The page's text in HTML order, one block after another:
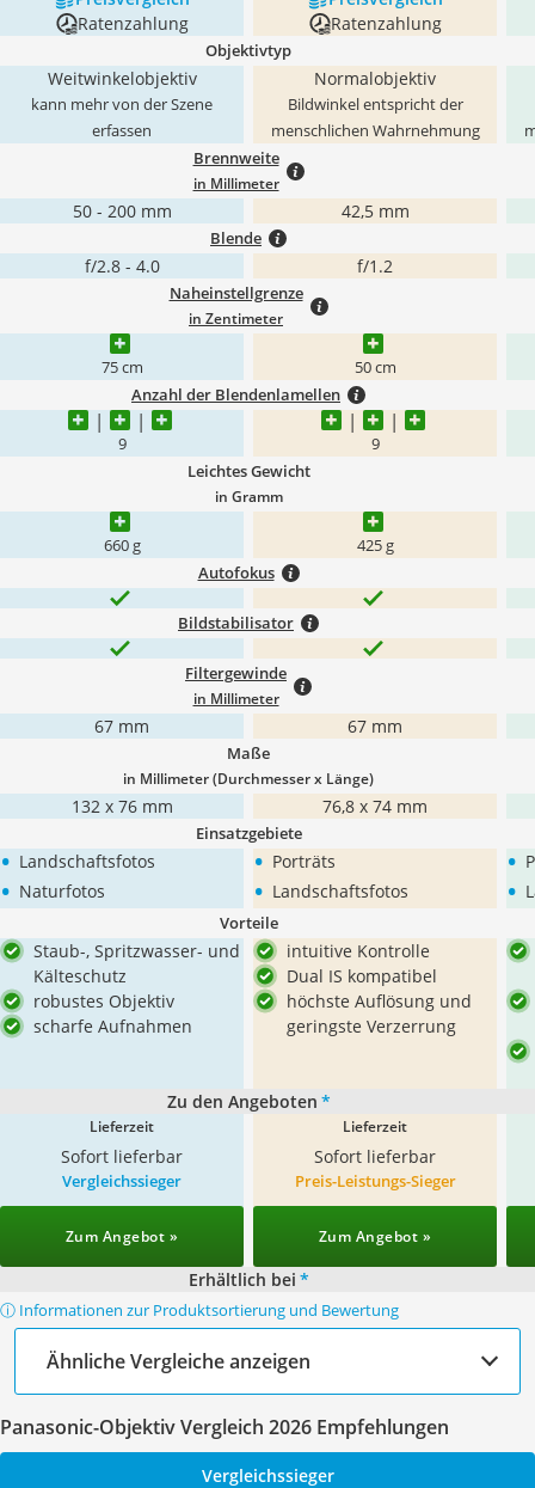
Ratenzahlung
Ratenzahlung
Objektivtyp
Weitwinkelobjektiv
kann mehr von der Szene
erfassen
Normalobjektiv
Bildwinkel entspricht der
menschlichen Wahrnehmung
Brennweite
in Millimeter
50 - 200 mm 42,5 mm
Blende
f/2.8 - 4.0 f/1.2
Naheinstellgrenze
in Zentimeter
75 cm 50 cm
Anzahl der Blendenlamellen
9 9
Leichtes Gewicht
in Gramm
660 g 425 g
Autofokus
Bildstabilisator
Filtergewinde
in Millimeter
67 mm 67 mm
Maße
in Millimeter (Durchmesser x Länge)
132 x 76 mm 76,8 x 74 mm
Einsatzgebiete
• Landschaftsfotos
• Naturfotos
• Porträts
• Landschaftsfotos
•
•
Vorteile
Staub-, Spritzwasser- und
Kälteschutz
robustes Objektiv
scharfe Aufnahmen
intuitive Kontrolle
Dual IS kompatibel
höchste Auflösung und
geringste Verzerrung
Zu den Angeboten *
Lieferzeit
Sofort lieferbar
Lieferzeit
Sofort lieferbar
Vergleichssieger
Zum Angebot »
Preis-Leistungs-Sieger
Zum Angebot »
Erhältlich bei *
ⓘ Informationen zur Produktsortierung und Bewertung
Ähnliche Vergleiche anzeigen
Panasonic-Objektiv Vergleich 2026 Empfehlungen
Vergleichssieger